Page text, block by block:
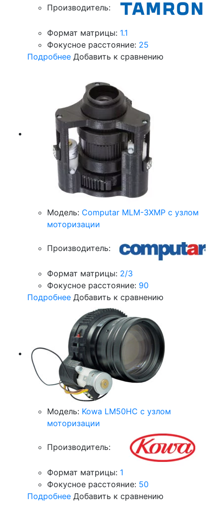
Производитель:
Формат матрицы: 1.1
Фокусное расстояние: 25
Подробнее Добавить к сравнению
Модель: Computar MLM-3XMP с узлом
моторизации
Производитель:
Формат матрицы: 2/3
Фокусное расстояние: 90
Подробнее Добавить к сравнению
Модель: Kowa LM50HC с узлом
моторизации
Производитель:
Формат матрицы: 1
Фокусное расстояние: 50
Подробнее Добавить к сравнению